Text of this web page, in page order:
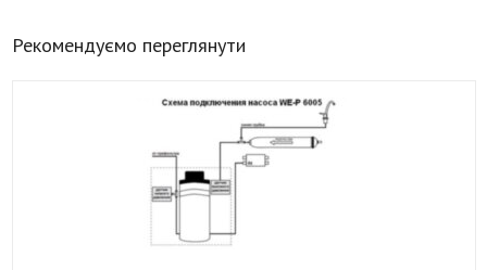
Рекомендуємо переглянути